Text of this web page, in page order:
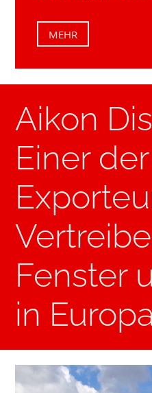
MEHR
Aikon
Einer
Fenster
in